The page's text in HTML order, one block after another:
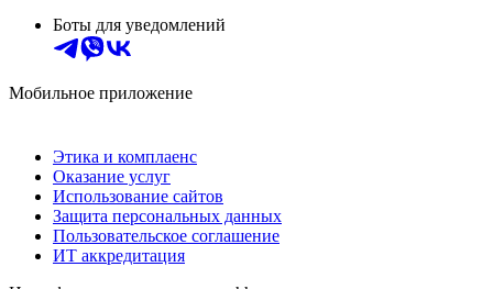
Боты для уведомлений
Мобильное приложение
Этика и комплаенс
Оказание услуг
Использование сайтов
Защита персональных данных
Пользовательское соглашение
ИТ аккредитация